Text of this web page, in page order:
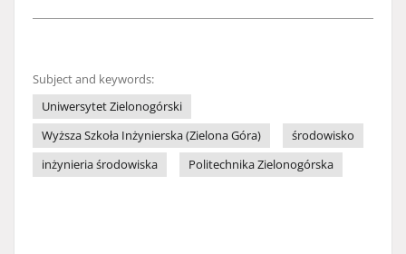
Subject and keywords:
Uniwersytet Zielonogórski
Wyższa Szkoła Inżynierska (Zielona Góra)
środowisko
inżynieria środowiska
Politechnika Zielonogórska